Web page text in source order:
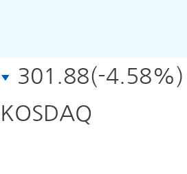
301.88(-4.58%)
KOSDAQ